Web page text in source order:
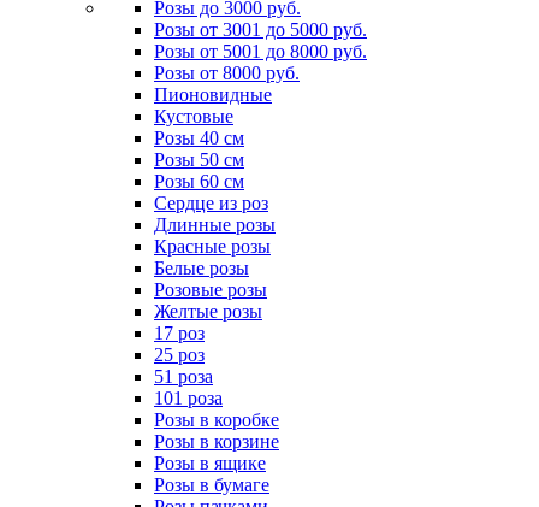
Розы до 3000 руб.
Розы от 3001 до 5000 руб.
Розы от 5001 до 8000 руб.
Розы от 8000 руб.
Пионовидные
Кустовые
Розы 40 см
Розы 50 см
Розы 60 см
Сердце из роз
Длинные розы
Красные розы
Белые розы
Розовые розы
Желтые розы
17 роз
25 роз
51 роза
101 роза
Розы в коробке
Розы в корзине
Розы в ящике
Розы в бумаге